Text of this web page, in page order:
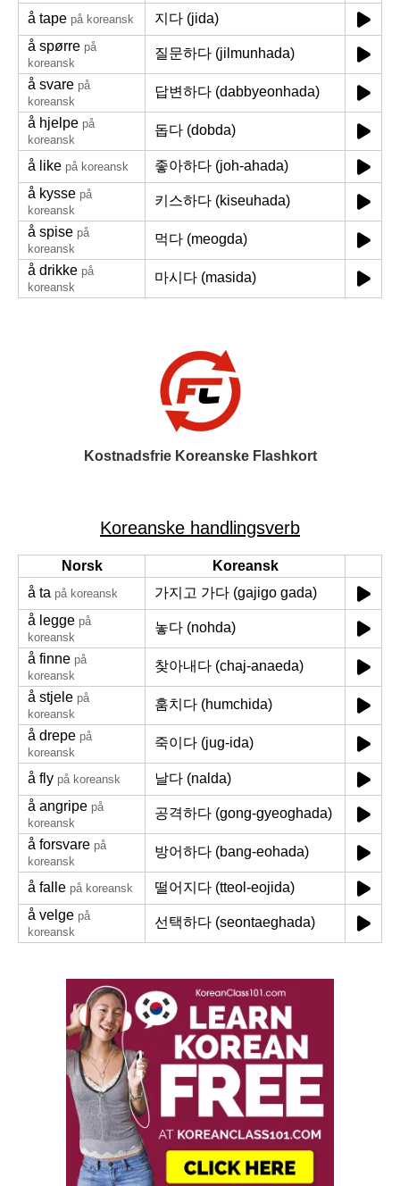
å tape på koreansk
지다 (jida)
å spørre på
koreansk
질문하다 (jilmunhada)
å svare på
koreansk
답변하다 (dabbyeonhada)
å hjelpe på
koreansk
돕다 (dobda)
å like på koreansk
좋아하다 (joh-ahada)
å kysse på
koreansk
키스하다 (kiseuhada)
å spise på
koreansk
먹다 (meogda)
å drikke på
koreansk
마시다 (masida)
Kostnadsfrie Koreanske Flashkort
Koreanske handlingsverb
Norsk
Koreansk
å ta på koreansk
가지고 가다 (gajigo gada)
å legge på
koreansk
놓다 (nohda)
å finne på
koreansk
찾아내다 (chaj-anaeda)
å stjele på
koreansk
훔치다 (humchida)
å drepe på
koreansk
죽이다 (jug-ida)
å fly på koreansk
날다 (nalda)
å angripe på
koreansk
공격하다 (gong-gyeoghada)
å forsvare på
koreansk
방어하다 (bang-eohada)
å falle på koreansk
떨어지다 (tteol-eojida)
å velge på
koreansk
선택하다 (seontaeghada)